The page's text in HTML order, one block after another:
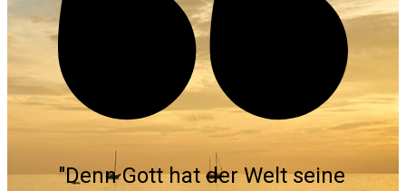
"Denn Gott hat der Welt seine